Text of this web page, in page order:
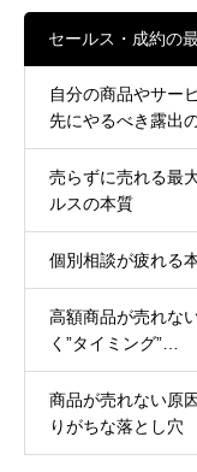
セールス・成約の
自分の商品やサー
先にやるべき露出
売らずに売れる最
ルスの本質
個別相談が疲れる
高額商品が売れな
く”タイミング”…
商品が売れない原
りがちな落とし穴